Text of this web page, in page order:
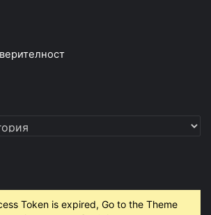
Token is expired, Go to the Theme